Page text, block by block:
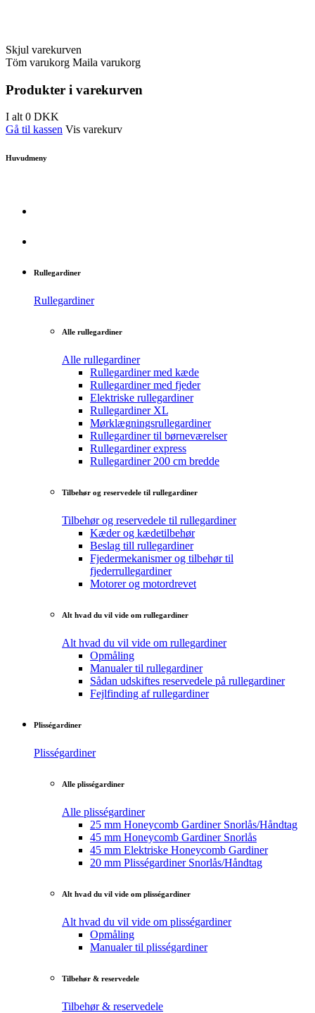
Skjul varekurven
Töm varukorg Maila varukorg
Produkter i varekurven
I alt0 DKK
Gå til kassen Vis varekurv
Huvudmeny
Rullegardiner
Rullegardiner
Alle rullegardiner
Alle rullegardiner
Rullegardiner med kæde
Rullegardiner med fjeder
Elektriske rullegardiner
Rullegardiner XL
Mørklægningsrullegardiner
Rullegardiner til børneværelser
Rullegardiner express
Rullegardiner 200 cm bredde
Tilbehør og reservedele til rullegardiner
Tilbehør og reservedele til rullegardiner
Kæder og kædetilbehør
Beslag till rullegardiner
Fjedermekanismer og tilbehør til
fjederrullegardiner
Motorer og motordrevet
Alt hvad du vil vide om rullegardiner
Alt hvad du vil vide om rullegardiner
Opmåling
Manualer til rullegardiner
Sådan udskiftes reservedele på rullegardiner
Fejlfinding af rullegardiner
Plisségardiner
Plisségardiner
Alle plisségardiner
Alle plisségardiner
25 mm Honeycomb Gardiner Snorlås/Håndtag
45 mm Honeycomb Gardiner Snorlås
45 mm Elektriske Honeycomb Gardiner
20 mm Plisségardiner Snorlås/Håndtag
Alt hvad du vil vide om plisségardiner
Alt hvad du vil vide om plisségardiner
Opmåling
Manualer til plisségardiner
Tilbehør & reservedele
Tilbehør & reservedele